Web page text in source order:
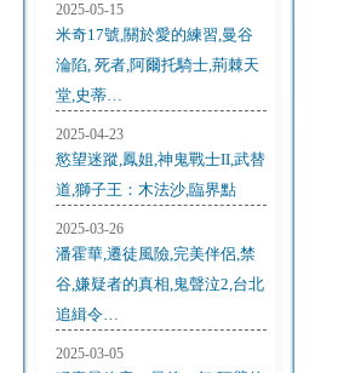
2025-05-15
米奇17號,關於愛的練習,曼谷
淪陷, 死者,阿爾托騎士,荊棘天
堂,史蒂…
2025-04-23
慾望迷蹤,鳳姐,神鬼戰士II,武替
道,獅子王：木法沙,臨界點
2025-03-26
潘霍華,遷徒風險,完美伴侶,禁
谷,嫌疑者的真相,鬼聲泣2,台北
追緝令…
2025-03-05